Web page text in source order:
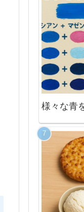
様々な青